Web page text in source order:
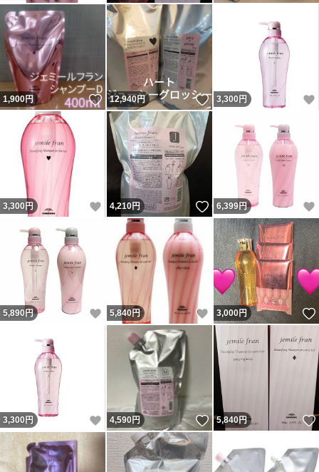
1,900円 いいね！
12,940円 いいね！
3,300 円
3,300 円 いいね！
4,210円 いいね！
6,399円
5,890円 いいね！
5,840円 いいね！
3,000円
3,300 円 いいね！
4,590円 いいね！
5,840円